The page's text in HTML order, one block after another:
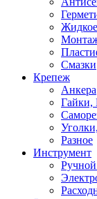
Смазки
Крепеж
Анкера
Разное
Инструмент